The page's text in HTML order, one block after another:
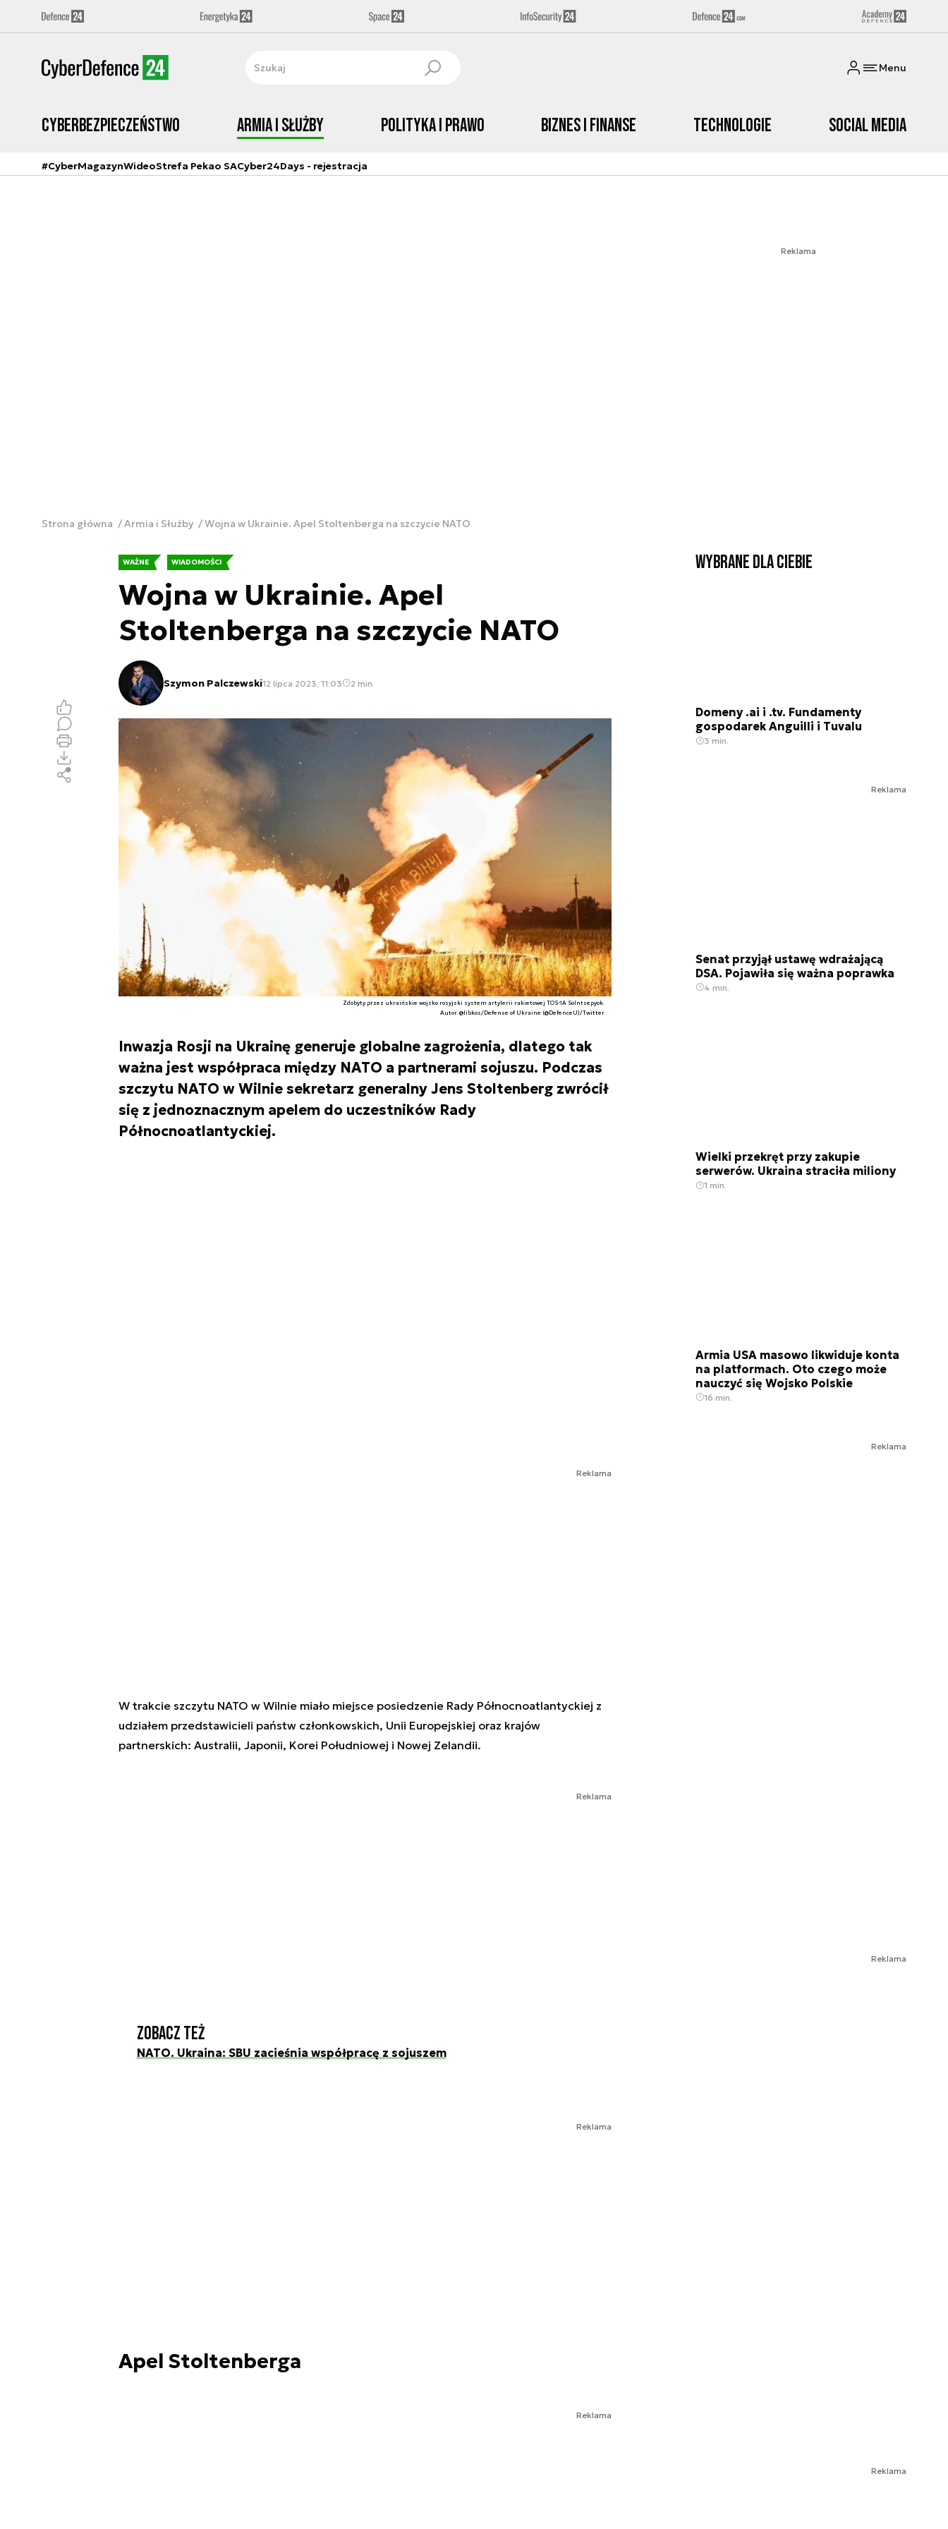
Menu
Cyberbezpieczeństwo Armia i Służby Polityka i prawo Biznes i Finanse Technologie Social media
#CyberMagazynWideoStrefa Pekao SACyber24Days - rejestracja
Reklama
Strona główna Armia i Służby Wojna w Ukrainie. Apel Stoltenberga na szczycie NATO
WAŻNE WIADOMOŚCI
Wojna w Ukrainie. Apel
Stoltenberga na szczycie NATO
Szymon Palczewski12 lipca 2023, 11:03 2 min.
Zdobyty przez ukraińskie wojsko rosyjski system artylerii rakietowej TOS-1A Solntsepyok.
Autor. @libkos/Defense of Ukraine (@DefenceU)/Twitter
Inwazja Rosji na Ukrainę generuje globalne zagrożenia, dlatego tak
ważna jest współpraca między NATO a partnerami sojuszu. Podczas
szczytu NATO w Wilnie sekretarz generalny Jens Stoltenberg zwrócił
się z jednoznacznym apelem do uczestników Rady
Północnoatlantyckiej.
Reklama
W trakcie szczytu NATO w Wilnie miało miejsce posiedzenie Rady Północnoatlantyckiej z
udziałem przedstawicieli państw członkowskich, Unii Europejskiej oraz krajów
partnerskich: Australii, Japonii, Korei Południowej i Nowej Zelandii.
Reklama
Zobacz też
NATO. Ukraina: SBU zacieśnia współpracę z sojuszem
Reklama
Apel Stoltenberga
Reklama
Wybrane dla Ciebie
Domeny .ai i .tv. Fundamenty
gospodarek Anguilli i Tuvalu
3 min.
Reklama
Senat przyjął ustawę wdrażającą
DSA. Pojawiła się ważna poprawka
4 min.
Wielki przekręt przy zakupie
serwerów. Ukraina straciła miliony
1 min.
Armia USA masowo likwiduje konta
na platformach. Oto czego może
nauczyć się Wojsko Polskie
16 min.
Reklama
Reklama
Reklama